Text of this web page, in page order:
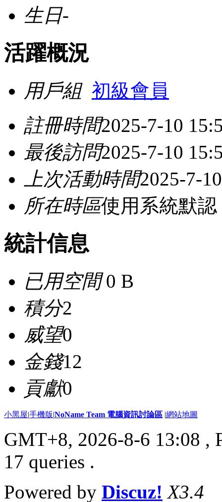
生日-
活躍概況
用戶組 初級會員
註冊時間2025-7-10
最後訪問2025-7-10
上次活動時間2025-7-
所在時區使用系統默認
統計信息
已用空間0 B
積分2
威望0
金錢12
貢獻0
小黑屋|手機版|NoName Team 電腦資訊討論區 |網站地圖
GMT+8, 2026-8-6 13:08 ,
17 queries .
Powered by Discuz! X3.4